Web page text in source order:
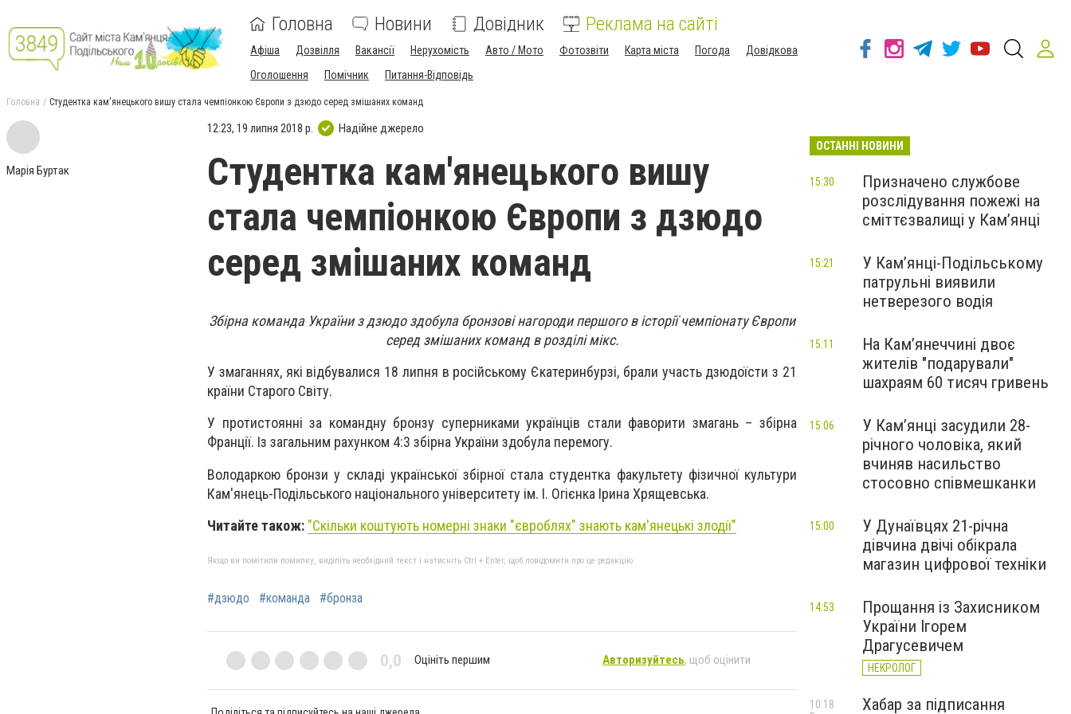
Головна Новини Довідник Реклама на сайті
Афіша Дозвілля Вакансії Нерухомість Авто / Мото Фотозвіти Карта міста Погода
Довідкова
Оголошення
Помічник Питання-Відповідь
Головна Студентка кам'янецького вишу стала чемпіонкою Європи з дзюдо серед змішаних команд
Марія Буртак
12:23, 19 липня 2018 р. Надійне джерело
Студентка кам'янецького вишу
стала чемпіонкою Європи з дзюдо
серед змішаних команд
Збірна команда України з дзюдо здобула бронзові нагороди першого в історії чемпіонату Європи
серед змішаних команд в розділі мікс.
У змаганнях, які відбувалися 18 липня в російському Єкатеринбурзі, брали участь дзюдоїсти з 21
країни Старого Світу.
У протистоянні за командну бронзу суперниками українців стали фаворити змагань – збірна
Франції. Із загальним рахунком 4:3 збірна України здобула перемогу.
Володаркою бронзи у складі української збірної стала студентка факультету фізичної культури
Кам'янець-Подільського національного університету ім. І. Огієнка Ірина Хрящевська.
Читайте також: "Скільки коштують номерні знаки "євроблях" знають кам'янецькі злодії"
Якщо ви помітили помилку, виділіть необхідний текст і натисніть Ctrl + Enter, щоб повідомити про це редакцію
#дзюдо #команда #бронза
0,0 Оцініть першим Авторизуйтесь, щоб оцінити
ОСТАННІ НОВИНИ
Призначено службове
розслідування пожежі на
сміттєзвалищі у Кам’янці
15:30
У Кам’янці-Подільському
патрульні виявили
нетверезого водія
15:21
На Камʼянеччині двоє
жителів "подарували"
шахраям 60 тисяч гривень
15:11
У Камʼянці засудили 28-
річного чоловіка, який
вчиняв насильство
стосовно співмешканки
15:06
У Дунаївцях 21-річна
дівчина двічі обікрала
магазин цифрової техніки
15:00
Прощання із Захисником
України Ігорем
Драгусевичем
НЕКРОЛОГ
14:53
Хабар за підписання
10:18